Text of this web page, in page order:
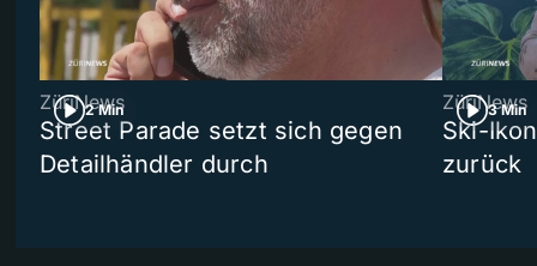
2 Min
ZüriNews
Street Parade setzt sich gegen
Detailhändler durch
3 Min
ZüriNews
Ski-
zurück